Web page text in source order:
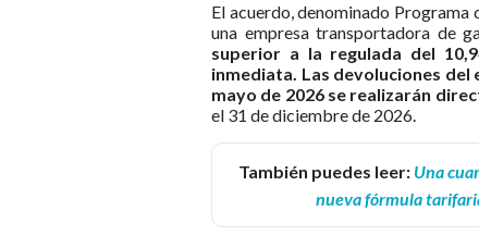
El acuerdo, denominado
una empresa transportadora de
superior a la regulada del
inmediata. Las devoluciones del
mayo de 2026 se realizarán
el 31 de diciembre de 2026.
También puedes leer: Una
nueva fórmula